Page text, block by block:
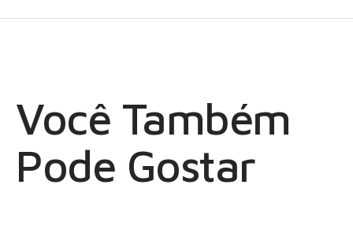
Você Também
Pode Gostar